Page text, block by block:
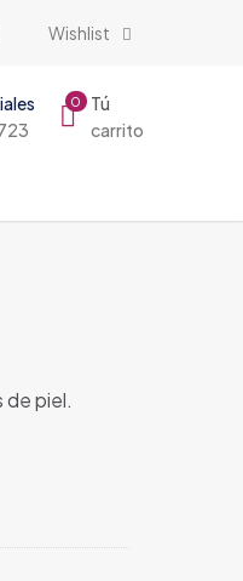
Wishlist
0
Tú
carrito
de piel.